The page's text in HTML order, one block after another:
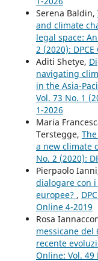
Serena Baldin,
and climate
legal space:
2 (2020):
Aditi Shetye,
navigating
in the Asia-
Vol. 73 No. 1
1-2026
Maria
Terstegge,
a new climate
No. 2 (2020):
Pierpaolo
dialogare con
europee? ,
Online 4-2019
Rosa
messicane del
recente
Online: Vol. 49